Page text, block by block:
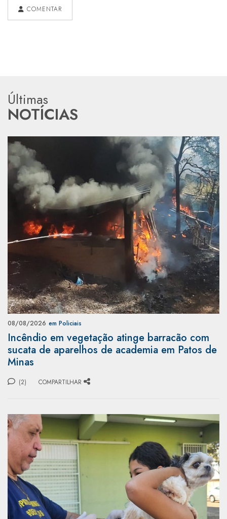
COMENTAR
Últimas
NOTÍCIAS
08/08/2026 em Policiais
Incêndio em vegetação atinge barracão com
sucata de aparelhos de academia em Patos de
Minas
(2) COMPARTILHAR